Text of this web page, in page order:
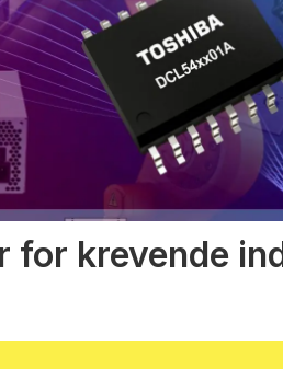
for krevende